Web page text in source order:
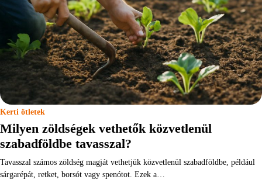
Kerti ötletek
Milyen zöldségek vethetők közvetlenül
szabadföldbe tavasszal?
Tavasszal számos zöldség magját vethetjük közvetlenül szabadföldbe, például
sárgarépát, retket, borsót vagy spenótot. Ezek a…